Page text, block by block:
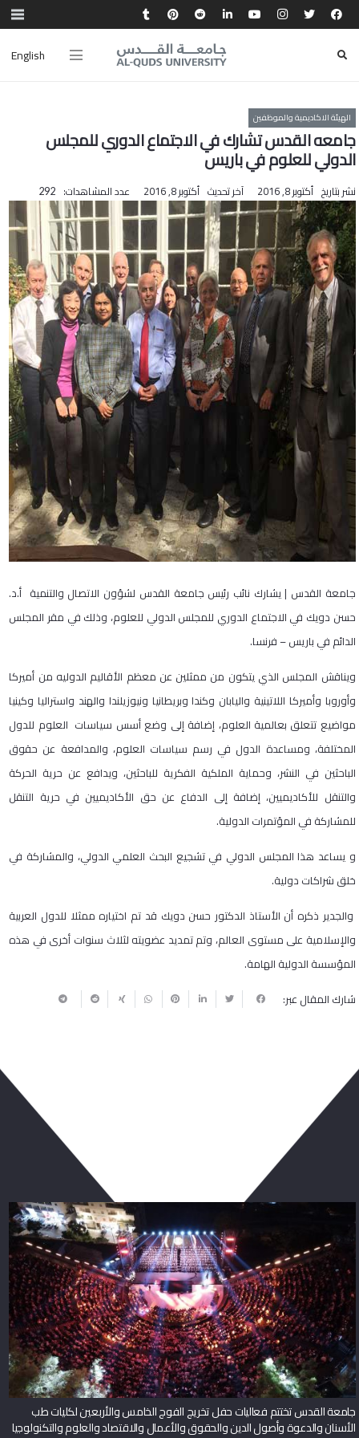
English
الهيئة الاكاديمية والموظفين
جامعه القدس تشارك في الاجتماع الدوري للمجلس
الدولي للعلوم في باريس
نشر بتاريخ أكتوبر 8, 2016 آخر تحديث أكتوبر 8, 2016 عدد المشاهدات: 292
جامعة القدس | يشارك نائب رئيس جامعة القدس لشؤون الاتصال والتنمية أ.د.
حسن دويك في الاجتماع الدوري للمجلس الدولي للعلوم، وذلك في مقر المجلس
الدائم في باريس – فرنسا.
ويناقش المجلس الذي يتكون من ممثلين عن معظم الأقاليم الدوليه من أميركا
وأوروبا وأميركا اللاتينية واليابان وكندا وبريطانيا ونيوزيلندا والهند واستراليا وكينيا
مواضيع تتعلق بعالمية العلوم، إضافة إلى وضع أسس سياسات العلوم للدول
المختلفة، ومساعدة الدول في رسم سياسات العلوم، والمدافعة عن حقوق
الباحثين في النشر، وحماية الملكية الفكرية للباحثين، ويدافع عن حرية الحركة
والتنقل للأكاديميين، إضافة إلى الدفاع عن حق الأكاديميين في حرية التنقل
للمشاركة في المؤتمرات الدولية.
و يساعد هذا المجلس الدولي في تشجيع البحث العلمي الدولي، والمشاركة في
خلق شراكات دولية.
والجدير ذكره أن الأستاذ الدكتور حسن دويك قد تم اختياره ممثلا للدول العربية
والإسلامية على مستوى العالم، وتم تمديد عضويته لثلاث سنوات أخرى في هذه
المؤسسة الدولية الهامة.
شارك المقال عبر:
جامعة القدس تختتم فعاليات حفل تخريج الفوج الخامس والأربعين لكليات طب
الأسنان والدعوة وأصول الدين والحقوق والأعمال والاقتصاد والعلوم والتكنولوجيا